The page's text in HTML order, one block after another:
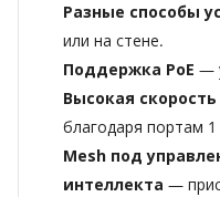
Разные способы
или на стене.
Поддержка PoE —
Высокая
благодаря портам
Mesh под
интеллекта —